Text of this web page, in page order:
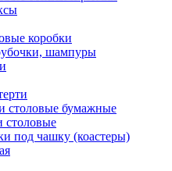
коробки
шампуры
столовые бумажные
столовые
под чашку (коастеры)